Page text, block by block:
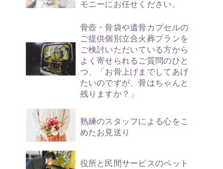
モニーにお任せください。
骨壺・骨袋や遺骨カプセルの
ご提供個別立合火葬プランを
ご検討いただいている方から
よく寄せられるご質問のひと
つ、「お骨上げまでしてあげ
たいのですが、骨はちゃんと
残りますか？」
熟練のスタッフによる心をこ
めたお見送り
役所と民間サービスのペット